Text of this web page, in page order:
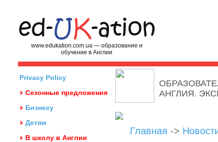
www.edukation.com.ua — образование и
обучение в Англии
Privacy Policy
Сезонные предложения
Бизнесу
Детям
В школу в Англии
АНГЛИЯ.
Главная ->